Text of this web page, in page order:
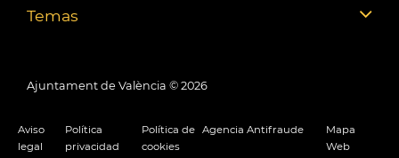
Temas
Ajuntament de València © 2026
Aviso
legal
Política
privacidad
Política de
cookies
Agencia Antifraude
Mapa
Web